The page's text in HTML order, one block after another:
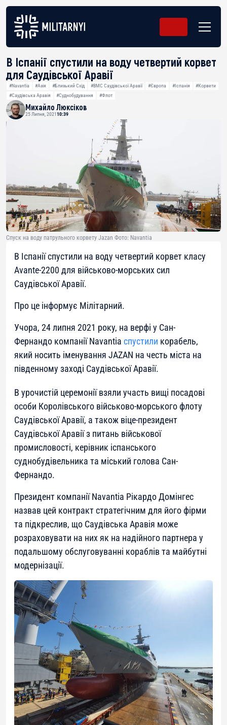
В Іспанії спустили на воду четвертий корвет
для Саудівської Аравії
#Navantia #Азія #Близький Схід #ВМС Саудівської Аравії #Європа #Іспанія
#Корвети
#Саудівська Аравія
#Суднобудування #Флот
Михайло Люксіков
25 Липня, 2021 10:39
Спуск на воду патрульного корвету Jazan Фото: Navantia
В Іспанії спустили на воду четвертий корвет класу
Avante-2200 для військово-морських сил
Саудівської Аравії.
Про це інформує Мілітарний.
Учора, 24 липня 2021 року, на верфі у Сан-
Фернандо компанії Navantia спустили корабель,
який носить іменування JAZAN на честь міста на
південному заході Саудівської Аравії.
В урочистій церемонії взяли участь вищі посадові
особи Королівського військово-морського флоту
Саудівської Аравії, а також віце-президент
Саудівської Аравії з питань військової
промисловості, керівник іспанського
суднобудівельника та міський голова Сан-
Фернандо.
Президент компанії Navantia Рікардо Домінгес
назвав цей контракт стратегічним для його фірми
та підкреслив, що Саудівська Аравія може
розраховувати на них як на надійного партнера у
подальшому обслуговуванні кораблів та майбутні
модернізації.